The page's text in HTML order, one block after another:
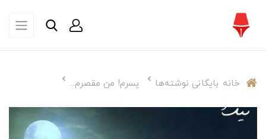
خانه بایگانی نوشته‌ها پسرم! من مقصرم...